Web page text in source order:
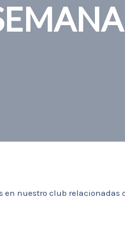
en nuestro club relacionadas